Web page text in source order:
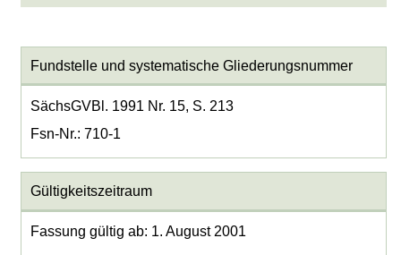
Fundstelle und systematische Gliederungsnummer
SächsGVBl. 1991 Nr. 15, S. 213
Fsn-Nr.: 710-1
Gültigkeitszeitraum
Fassung gültig ab: 1. August 2001